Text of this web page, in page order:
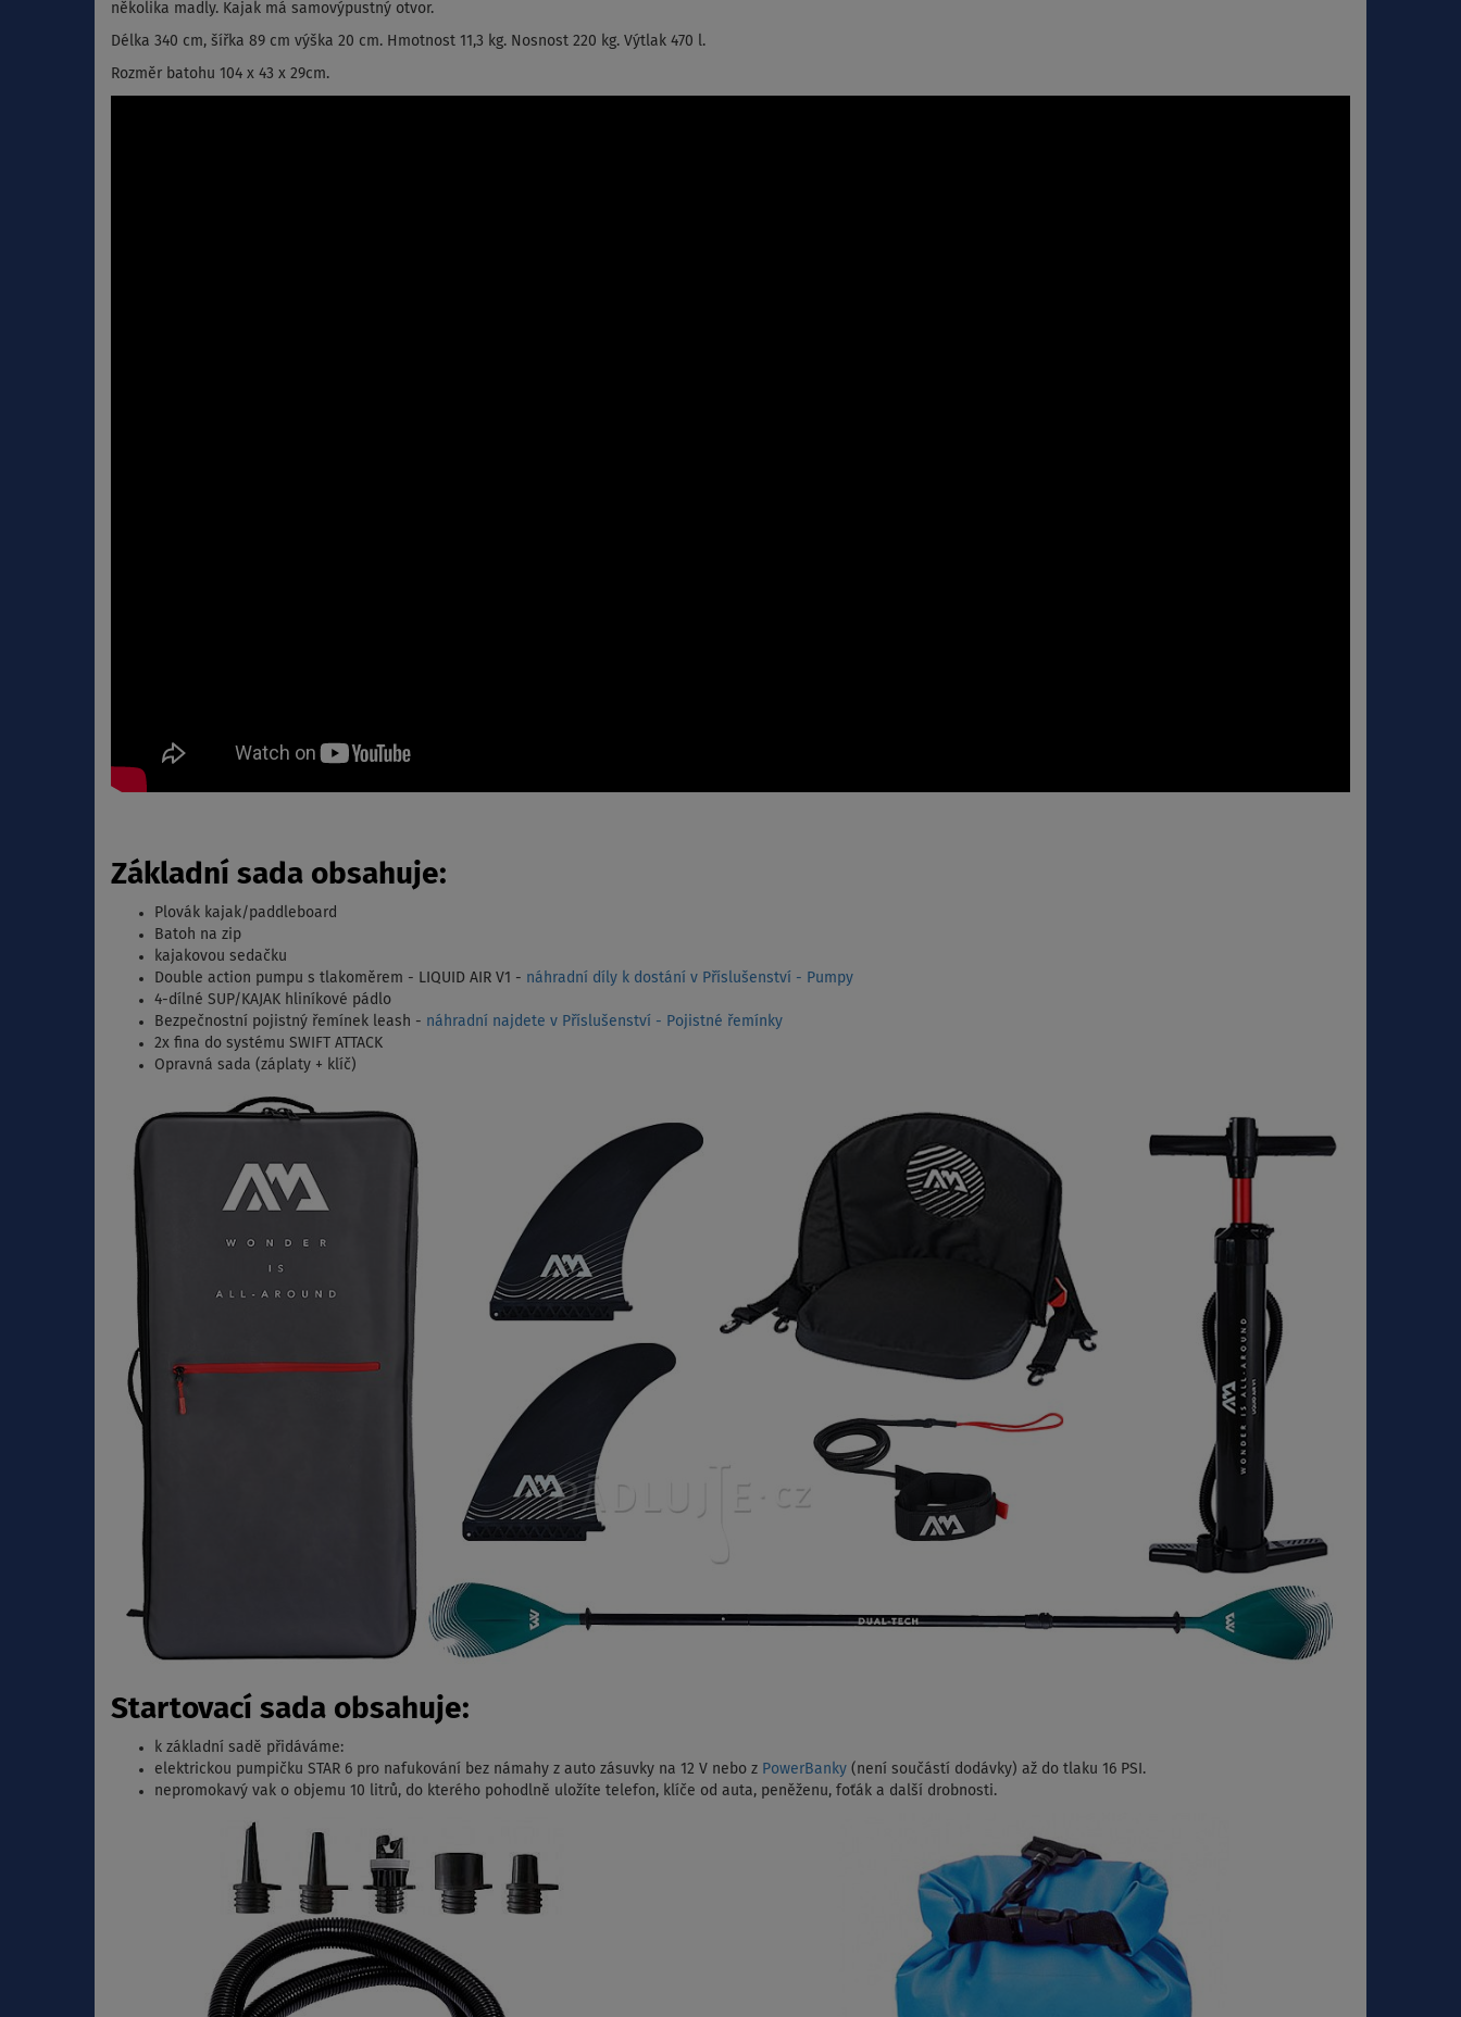
několika madly. Kajak má samovýpustný otvor.
Délka 340 cm, šířka 89 cm výška 20 cm. Hmotnost 11,3 kg. Nosnost 220 kg. Výtlak 470 l.
Rozměr batohu 104 x 43 x 29cm.
Základní sada obsahuje:
Plovák kajak/paddleboard
Batoh na zip
kajakovou sedačku
Double action pumpu s tlakoměrem - LIQUID AIR V1 - náhradní díly k dostání v Příslušenství - Pumpy
4-dílné SUP/KAJAK hliníkové pádlo
Bezpečnostní pojistný řemínek leash - náhradní najdete v Příslušenství - Pojistné řemínky
2x fina do systému SWIFT ATTACK
Opravná sada (záplaty + klíč)
Startovací sada obsahuje:
k základní sadě přidáváme:
elektrickou pumpičku STAR 6 pro nafukování bez námahy z auto zásuvky na 12 V nebo z PowerBanky (není součástí dodávky) až do tlaku 16 PSI.
nepromokavý vak o objemu 10 litrů, do kterého pohodlně uložíte telefon, klíče od auta, peněženu, foťák a další drobnosti.